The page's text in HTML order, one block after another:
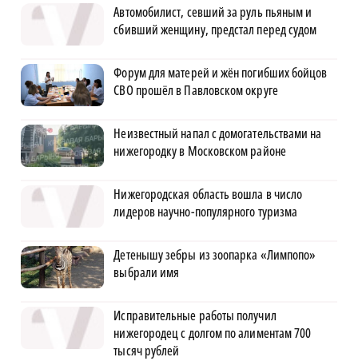
Автомобилист, севший за руль пьяным и
сбивший женщину, предстал перед судом
Форум для матерей и жён погибших бойцов
СВО прошёл в Павловском округе
Неизвестный напал с домогательствами на
нижегородку в Московском районе
Нижегородская область вошла в число
лидеров научно-популярного туризма
Детенышу зебры из зоопарка «Лимпопо»
выбрали имя
Исправительные работы получил
нижегородец с долгом по алиментам 700
тысяч рублей